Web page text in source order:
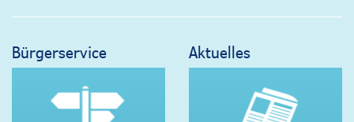
Bürgerservice Aktuelles